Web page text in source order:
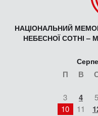
НАЦІОНАЛЬНИЙ
НЕБЕСНОЇ СОТНІ –
П В
3 4 5
10
11